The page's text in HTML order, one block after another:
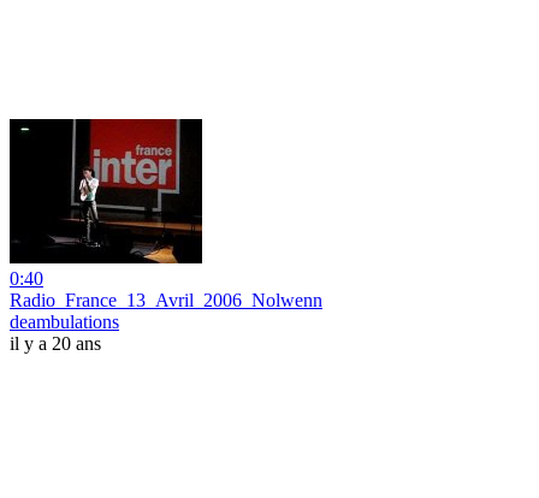
0:40
Radio_France_13_Avril_2006_Nolwenn
deambulations
il y a 20 ans